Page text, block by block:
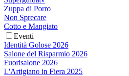
Zuppa di Porro
Non Sprecare
Cotto e Mangiato
Eventi
Identità Golose 2026
Salone del Risparmio 2026
Fuorisalone 2026
L'Artigiano in Fiera 2025